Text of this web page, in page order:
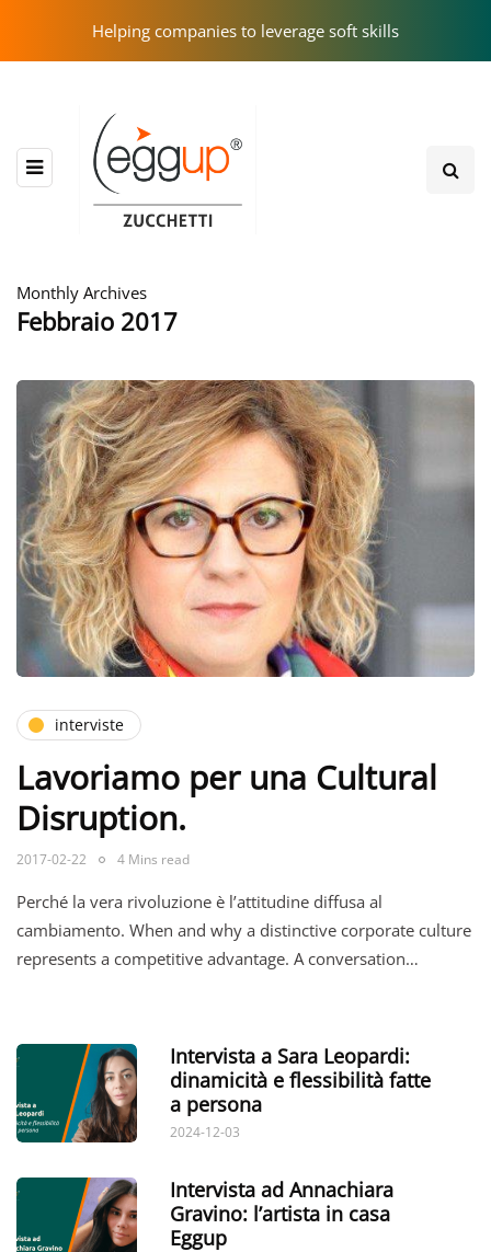
Helping companies to leverage soft skills
Monthly Archives
Febbraio 2017
interviste
Lavoriamo per una Cultural
Disruption.
2017-02-22 4 Mins read
Perché la vera rivoluzione è l’attitudine diffusa al
cambiamento. When and why a distinctive corporate culture
represents a competitive advantage. A conversation…
Intervista a Sara Leopardi:
dinamicità e flessibilità fatte
a persona
2024-12-03
Intervista ad Annachiara
Gravino: l’artista in casa
Eggup